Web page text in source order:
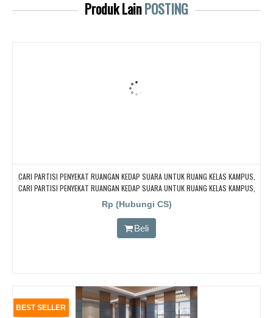
Produk LainPOSTING
CARI PARTISI PENYEKAT RUANGAN KEDAP SUARA UNTUK RUANG KELAS KAMPUS,
CARI PARTISI PENYEKAT RUANGAN KEDAP SUARA UNTUK RUANG KELAS KAMPUS,
CARI PARTISI PENYEKAT RUANGAN KEDAP SUARA UNTUK RUANG KELAS KAMPUS,
CARI PARTISI PENYEKAT RUANGAN KEDAP SUARA UNTUK RUANG KELAS KAMPUS,
CARI PARTISI PENYEKAT RUANGAN KEDAP SUARA UNTUK RUANG KELAS KAMPUS
Rp (Hubungi CS)
Beli
BEST SELLER